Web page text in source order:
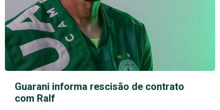
Guarani informa rescisão de contrato
com Ralf